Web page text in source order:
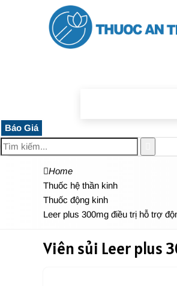
Báo Giá
Home
Thuốc hệ thần kinh
Thuốc động kinh
Leer plus 300mg điều trị hỗ trợ
Viên sủi Leer plus